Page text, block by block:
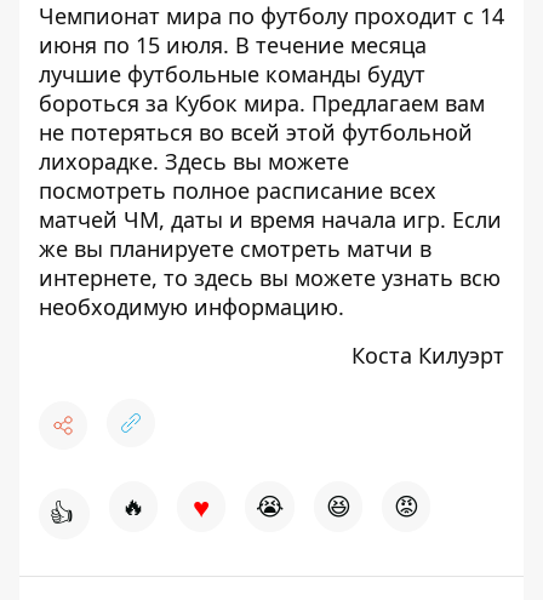
Чемпионат мира по футболу проходит с 14
июня по 15 июля. В течение месяца
лучшие футбольные команды будут
бороться за Кубок мира. Предлагаем вам
не потеряться во всей этой футбольной
лихорадке. Здесь вы можете
посмотреть полное расписание всех
матчей ЧМ, даты и время начала игр. Если
же вы планируете смотреть матчи в
интернете, то здесь вы можете узнать всю
необходимую информацию.
Коста Килуэрт
👍 🔥 ♥ 😭 😆 😡